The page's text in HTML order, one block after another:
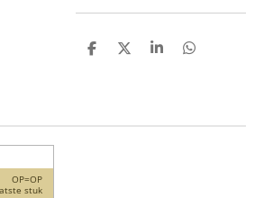
D
D
S
D
OP=OP
stuk